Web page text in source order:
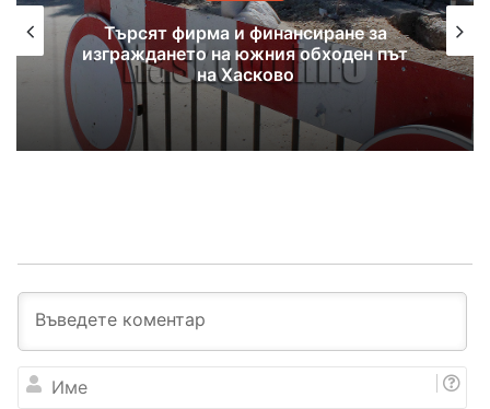
и финансиране за
на южния обходен път
Хасково
Задържаха
блудство